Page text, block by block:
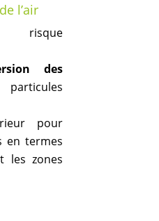
l’air
des
pour
en termes
les zones